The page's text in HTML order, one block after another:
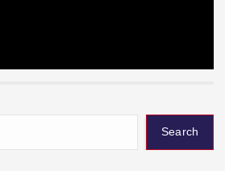
Search